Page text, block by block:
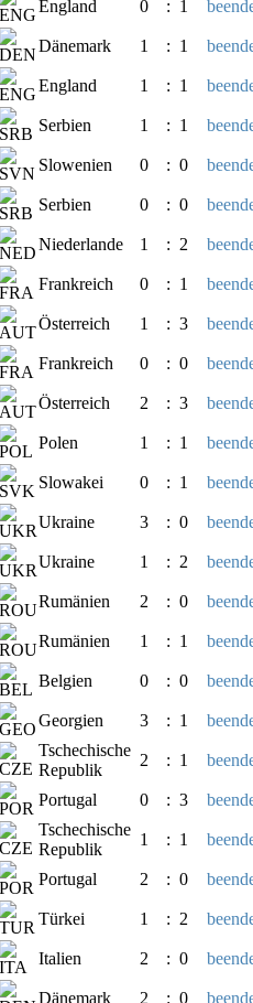
England 0 : 1
Dänemark 1 : 1
England 1 : 1
Serbien 1 : 1
Slowenien 0 : 0
Serbien 0 : 0
Niederlande 1 : 2
Frankreich 0 : 1
Österreich 1 : 3
Frankreich 0 : 0
Österreich 2 : 3
Polen 1 : 1
Slowakei 0 : 1
Ukraine 3 : 0
Ukraine 1 : 2
Rumänien 2 : 0
Rumänien 1 : 1
Belgien 0 : 0
Georgien 3 : 1
Tschechische
Republik
2 : 1
Portugal 0 : 3
Tschechische
Republik
1 : 1
Portugal 2 : 0
Türkei 1 : 2
Italien 2 : 0
Dänemark 2 : 0